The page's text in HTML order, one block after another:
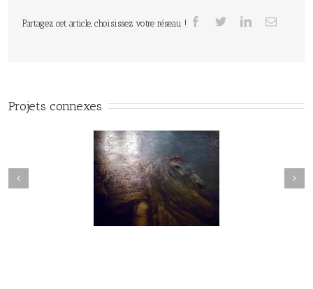
Partagez cet article, choisissez votre réseau !
Projets connexes
sur les musées